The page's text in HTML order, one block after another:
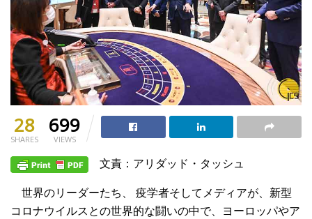
28
SHARES
699
VIEWS
文責：アリダッド・タッシュ
世界のリーダーたち、 疫学者そしてメディアが、新型
コロナウイルスとの世界的な闘いの中で、ヨーロッパやア